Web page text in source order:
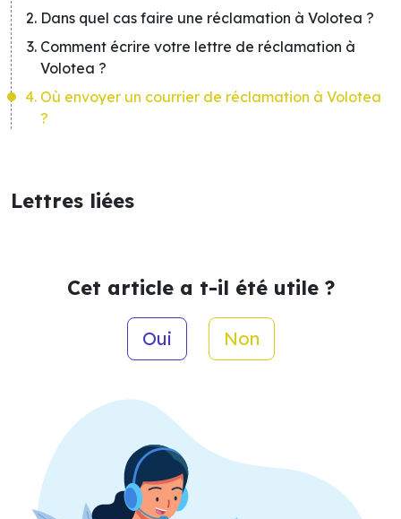
Dans quel cas faire une réclamation à Volotea ?
Comment écrire votre lettre de réclamation à
Volotea ?
Où envoyer un courrier de réclamation à Volotea
?
Lettres liées
Cet article a t-il été utile ?
Oui Non